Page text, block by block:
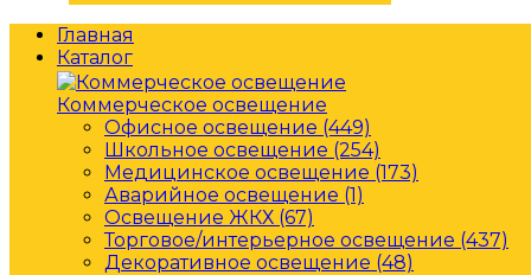
Главная
Каталог
Коммерческое освещение
Офисное освещение (449)
Школьное освещение (254)
Медицинское освещение (173)
Аварийное освещение (1)
Освещение ЖКХ (67)
Торговое/интерьерное освещение (437)
Декоративное освещение (48)